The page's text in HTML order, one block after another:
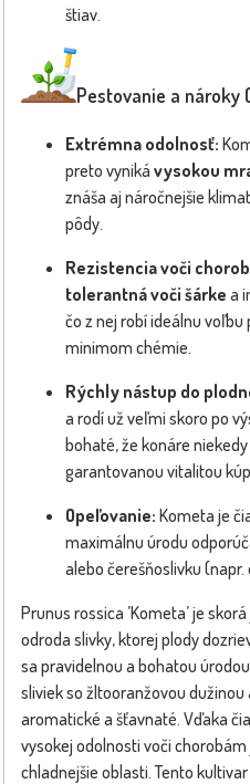
štiav.
Pestovanie a nároky
Extrémna odolnosť:
preto vyniká vysokou
znáša aj náročnejšie
pôdy.
Rezistencia voči
tolerantná voči šárke a
čo z nej robí ideálnu
minimom chémie.
Rýchly nástup do
a rodí už veľmi skoro po
bohaté, že konáre
garantovanou vitalitou
Opeľovanie: Kometa je
maximálnu úrodu
alebo čerešňoslivku
Prunus rossica ’Kometa’ je
odroda slivky, ktorej plody
sa pravidelnou a bohatou
sliviek so žltooranžovou
aromatické a šťavnaté. Vďaka
vysokej odolnosti voči chorobám
chladnejšie oblasti. Tento